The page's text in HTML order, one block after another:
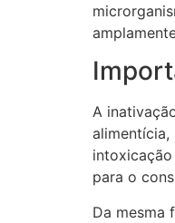
A
alimentícia,
para o
Da mesma